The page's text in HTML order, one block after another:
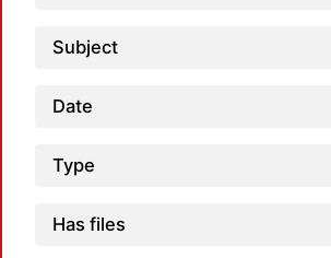
Subject
Date
Type
Has files